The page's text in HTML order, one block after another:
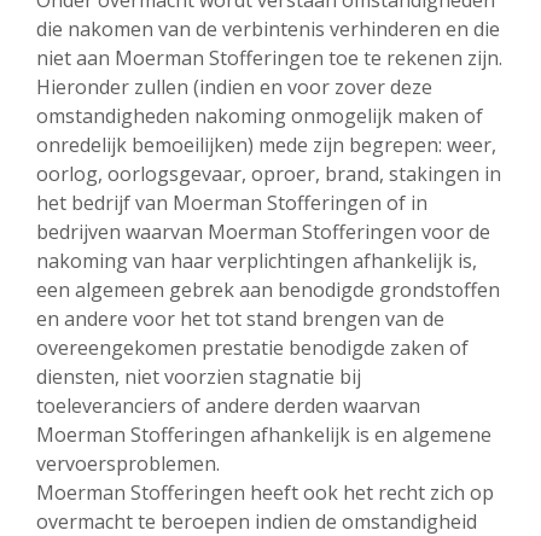
die nakomen van de verbintenis verhinderen en die
niet aan Moerman Stofferingen toe te rekenen zijn.
Hieronder zullen (indien en voor zover deze
omstandigheden nakoming onmogelijk maken of
onredelijk bemoeilijken) mede zijn begrepen: weer,
oorlog, oorlogsgevaar, oproer, brand, stakingen in
het bedrijf van Moerman Stofferingen of in
bedrijven waarvan Moerman Stofferingen voor de
nakoming van haar verplichtingen afhankelijk is,
een algemeen gebrek aan benodigde grondstoffen
en andere voor het tot stand brengen van de
overeengekomen prestatie benodigde zaken of
diensten, niet voorzien stagnatie bij
toeleveranciers of andere derden waarvan
Moerman Stofferingen afhankelijk is en algemene
vervoersproblemen.
Moerman Stofferingen heeft ook het recht zich op
overmacht te beroepen indien de omstandigheid